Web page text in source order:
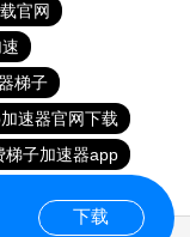
官网
梯子
速器官网下载
梯子加速器app
下载